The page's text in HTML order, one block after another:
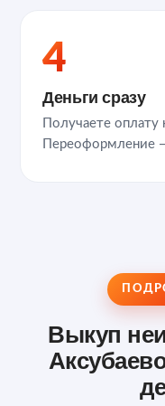
4
Деньги сразу
Получаете
Переоформление
Выкуп